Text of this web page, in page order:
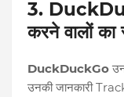
3.
करने वालों का
DuckDuckGo
उनकी जानकारी